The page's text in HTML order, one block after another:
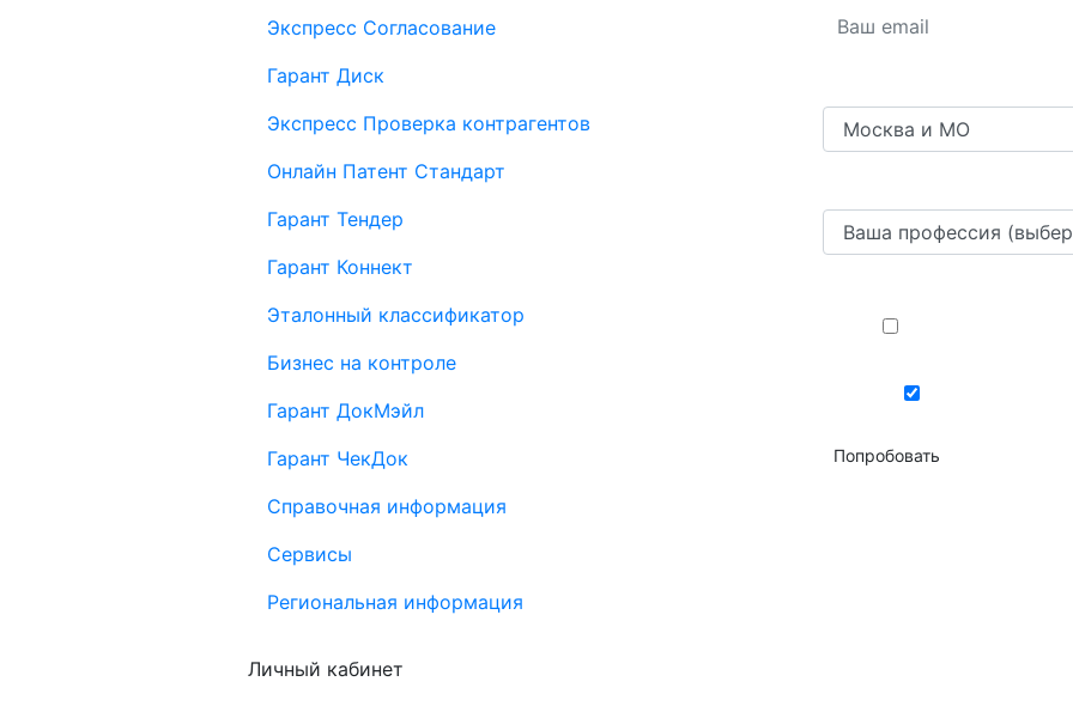
Экспресс Согласование
Гарант Диск
Экспресс Проверка контрагентов
Онлайн Патент Стандарт
Гарант Тендер
Гарант Коннект
Эталонный классификатор
Бизнес на контроле
Гарант ДокМэйл
Гарант ЧекДок
Справочная информация
Сервисы
Региональная информация
Личный кабинет
Я даю
Я даю
Попробовать